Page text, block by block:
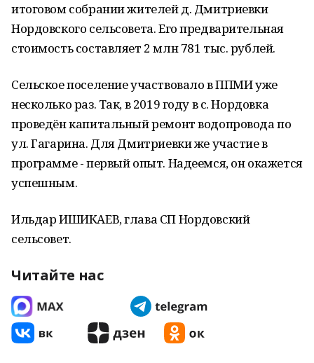
итоговом собрании жителей д. Дмитриевки
Нордовского сельсовета. Его предварительная
стоимость составляет 2 млн 781 тыс. рублей.
Сельское поселение участвовало в ППМИ уже
несколько раз. Так, в 2019 году в с. Нордовка
проведён капитальный ремонт водопровода по
ул. Гагарина. Для Дмитриевки же участие в
программе - первый опыт. Надеемся, он окажется
успешным.
Ильдар ИШИКАЕВ, глава СП Нордовский
сельсовет.
Читайте нас